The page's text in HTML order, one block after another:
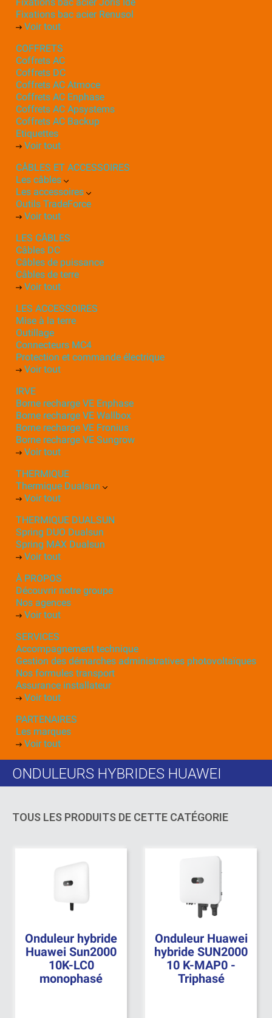
Fixations bac acier Renusol
Voir tout
COFFRETS
Coffrets AC
Coffrets DC
Coffrets AC Atmoce
Coffrets AC Enphase
Coffrets AC Apsystems
Coffrets AC Backup
Etiquettes
Voir tout
CÂBLES ET ACCESSOIRES
Les câbles
Les accessoires
Outils TradeForce
Voir tout
LES CÂBLES
Câbles DC
Câbles de puissance
Câbles de terre
Voir tout
LES ACCESSOIRES
Mise à la terre
Outillage
Connecteurs MC4
Protection et commande électrique
Voir tout
IRVE
Borne recharge VE Enphase
Borne recharge VE Wallbox
Borne recharge VE Fronius
Borne recharge VE Sungrow
Voir tout
THERMIQUE
Thermique Dualsun
Voir tout
THERMIQUE DUALSUN
Spring DUO Dualsun
Spring MAX Dualsun
Voir tout
À PROPOS
Découvrir notre groupe
Nos agences
Voir tout
SERVICES
Accompagnement technique
Gestion des démarches administratives photovoltaïques
Nos formules transport
Assurance installateur
Voir tout
PARTENAIRES
Les marques
Voir tout
ONDULEURS HYBRIDES HUAWEI
TOUS LES PRODUITS DE CETTE CATÉGORIE
Onduleur hybride
Huawei Sun2000
10K-LC0
monophasé
Onduleur Huawei
hybride SUN2000
10 K-MAP0 -
Triphasé